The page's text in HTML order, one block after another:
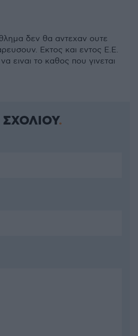
δεν θα αντεχαν ουτε
Εκτος και εντος Ε.Ε.
ειναι το καθος που γινεται